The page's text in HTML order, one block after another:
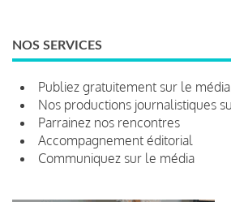
NOS SERVICES
Publiez gratuitement sur le média
Nos productions journalistiques
Parrainez nos rencontres
Accompagnement éditorial
Communiquez sur le média